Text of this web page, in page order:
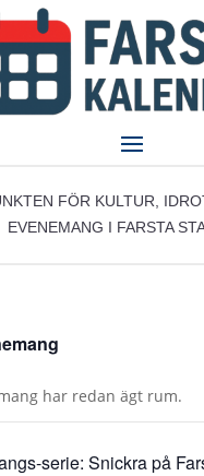
FÖR KULTUR,
EVENEMANG I FARSTA
har redan ägt rum.
serie: Snickra på